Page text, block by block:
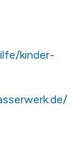
kinder-